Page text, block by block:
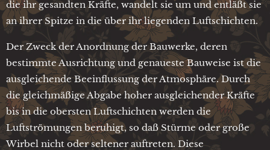
die ihr gesandten Kräfte, wandelt sie um und entläßt sie
an ihrer Spitze in die über ihr liegenden Luftschichten.
Der Zweck der Anordnung der Bauwerke, deren
bestimmte Ausrichtung und genaueste Bauweise ist die
ausgleichende Beeinflussung der Atmosphäre. Durch
die gleichmäßige Abgabe hoher ausgleichender Kräfte
bis in die obersten Luftschichten werden die
Luftströmungen beruhigt, so daß Stürme oder große
Wirbel nicht oder seltener auftreten. Diese